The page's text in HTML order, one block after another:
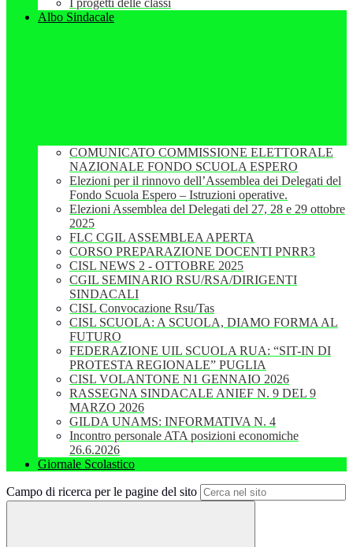
I progetti delle classi
Albo Sindacale
COMUNICATO COMMISSIONE ELETTORALE
NAZIONALE FONDO SCUOLA ESPERO
Elezioni per il rinnovo dell’Assemblea dei Delegati del
Fondo Scuola Espero – Istruzioni operative.
Elezioni Assemblea del Delegati del 27, 28 e 29 ottobre
2025
FLC CGIL ASSEMBLEA APERTA
CORSO PREPARAZIONE DOCENTI PNRR3
CISL NEWS 2 - OTTOBRE 2025
CGIL SEMINARIO RSU/RSA/DIRIGENTI
SINDACALI
CISL Convocazione Rsu/Tas
CISL SCUOLA: A SCUOLA, DIAMO FORMA AL
FUTURO
FEDERAZIONE UIL SCUOLA RUA: “SIT-IN DI
PROTESTA REGIONALE” PUGLIA
CISL VOLANTONE N1 GENNAIO 2026
RASSEGNA SINDACALE ANIEF N. 9 DEL 9
MARZO 2026
GILDA UNAMS: INFORMATIVA N. 4
Incontro personale ATA posizioni economiche
26.6.2026
Giornale Scolastico
Campo di ricerca per le pagine del sito